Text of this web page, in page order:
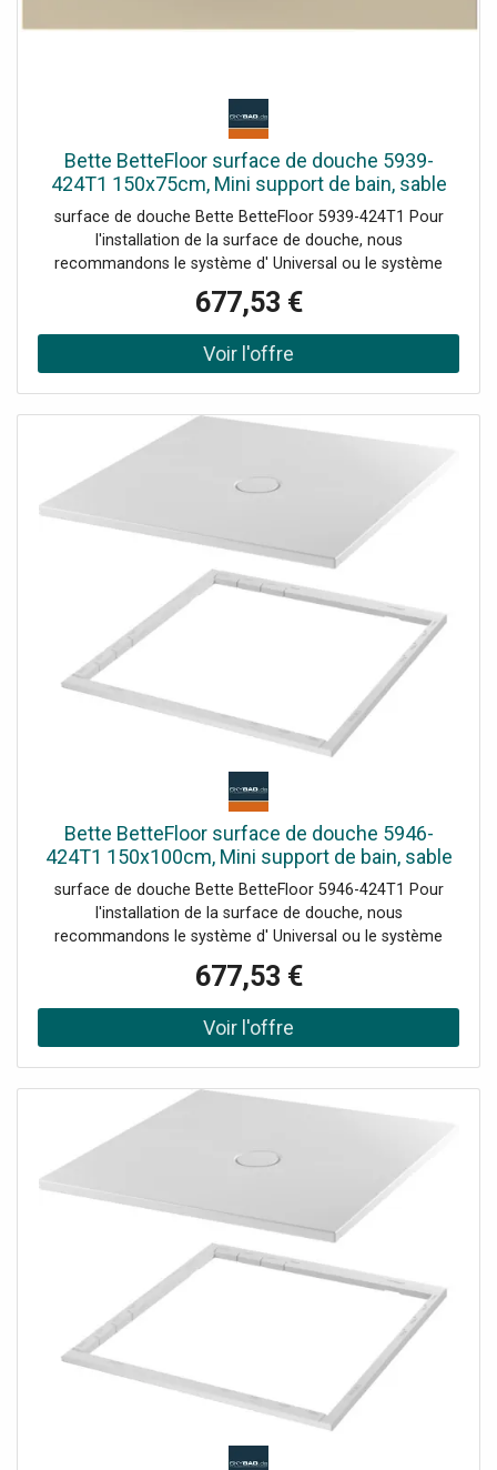
Bette BetteFloor surface de douche 5939-
424T1 150x75cm, Mini support de bain, sable
surface de douche Bette BetteFloor 5939-424T1 Pour
l'installation de la surface de douche, nous
recommandons le système d' Universal ou le système
d'installation Basic Plage de réglage 67-205 mm
alternativement le système de pied Plage de réglage 80-
200 mm avec tapis anti-drones insonorisants
677,53 €
Bette BetteFloor surface de douche 5946-
424T1 150x100cm, Mini support de bain, sable
surface de douche Bette BetteFloor 5946-424T1 Pour
l'installation de la surface de douche, nous
recommandons le système d' Universal ou le système
alternativement le système de pied Plage de réglage 80-
200 mm avec tapis anti-drones insonorisants
677,53 €